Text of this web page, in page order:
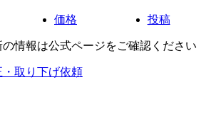
価格 投稿
情報は公式ページをご確認ください
・取り下げ依頼